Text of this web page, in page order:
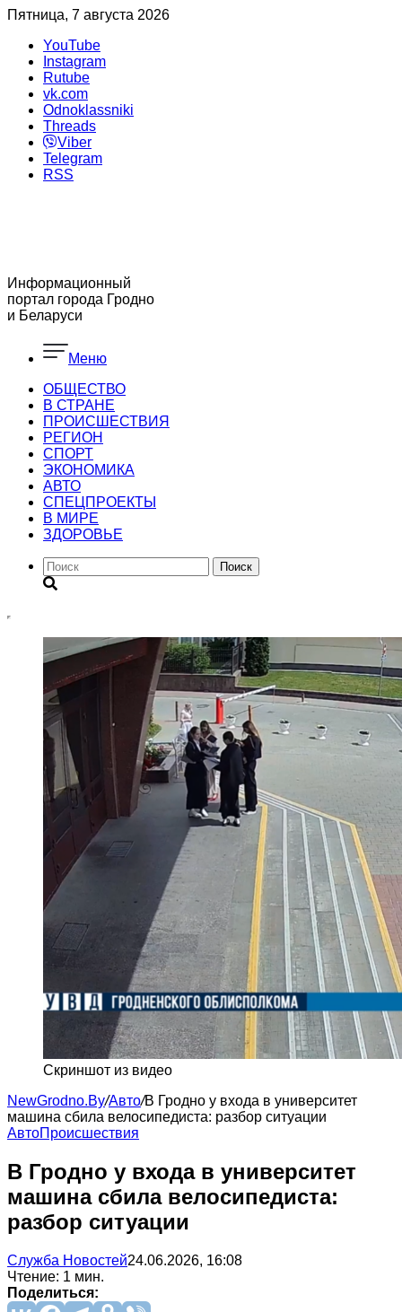
Пятница, 7 августа 2026
YouTube
Instagram
Rutube
vk.com
Odnoklassniki
Threads
Viber
Telegram
RSS
Информационный
портал города Гродно
и Беларуси
Меню
ОБЩЕСТВО
В СТРАНЕ
ПРОИСШЕСТВИЯ
РЕГИОН
CПОРТ
ЭКОНОМИКА
АВТО
СПЕЦПРОЕКТЫ
В МИРЕ
ЗДОРОВЬЕ
Поиск
Скриншот из видео
NewGrodno.By/Авто/В Гродно у входа в университет
машина сбила велосипедиста: разбор ситуации
АвтоПроисшествия
В Гродно у входа в университет
машина сбила велосипедиста:
разбор ситуации
Служба Новостей24.06.2026, 16:08
Чтение: 1 мин.
Поделиться: